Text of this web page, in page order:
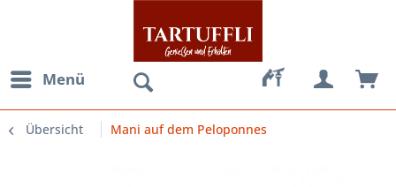
Menü
Übersicht Mani auf dem Peloponnes